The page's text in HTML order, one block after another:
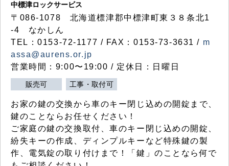
中標津ロックサービス
〒086-1078 北海道標津郡中標津町東３８条北1
-4 なかしん
TEL：0153-72-1177 / FAX：0153-73-3631 / m
assa@aurens.or.jp
営業時間：9:00〜19:00 / 定休日：日曜日
販売可 工事・取付可
お家の鍵の交換から車のキー閉じ込めの開錠まで、
鍵のことならお任せください！
ご家庭の鍵の交換取付、車のキー閉じ込めの開錠、
紛失キーの作成、ディンプルキーなど特殊鍵の製
作、電気錠の取り付けまで！「鍵」のことなら何で